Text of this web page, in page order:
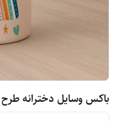
باکس وسایل دخترانه